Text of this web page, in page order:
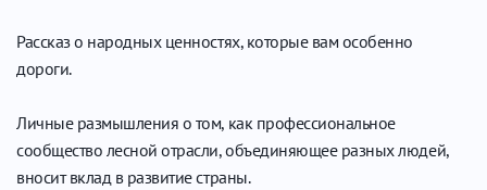
Рассказ о народных ценностях, которые вам особенно
дороги.
Личные размышления о том, как профессиональное
сообщество лесной отрасли, объединяющее разных людей,
вносит вклад в развитие страны.